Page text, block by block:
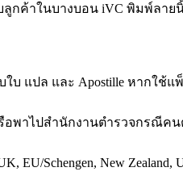
บลูกค้าในบางบอน iVC พิมพ์
แปล และ Apostille หากใช้แ
าไปสำนักงานตำรวจกรณีคน
EU/Schengen, New